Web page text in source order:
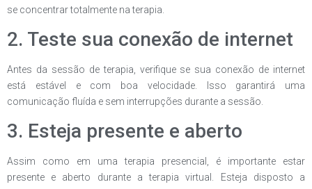
se concentrar totalmente na terapia.
2. Teste sua conexão de internet
Antes da sessão de terapia, verifique se sua conexão de internet
está estável e com boa velocidade. Isso garantirá uma
comunicação fluída e sem interrupções durante a sessão.
3. Esteja presente e aberto
Assim como em uma terapia presencial, é importante estar
presente e aberto durante a terapia virtual. Esteja disposto a